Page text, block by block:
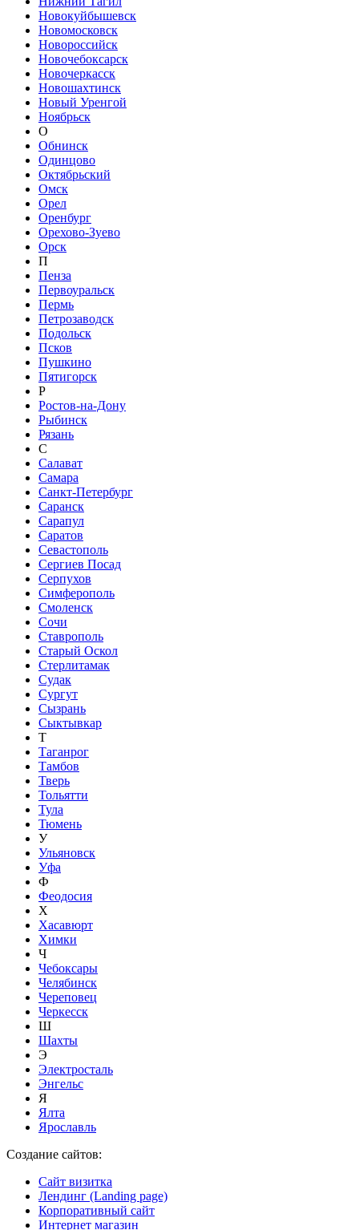
Новокуйбышевск
Новомосковск
Новороссийск
Новочебоксарск
Новочеркасск
Новошахтинск
Новый Уренгой
Ноябрьск
О
Обнинск
Одинцово
Октябрьский
Омск
Орел
Оренбург
Орехово-Зуево
Орск
П
Пенза
Первоуральск
Пермь
Петрозаводск
Подольск
Псков
Пушкино
Пятигорск
Р
Ростов-на-Дону
Рыбинск
Рязань
С
Салават
Самара
Санкт-Петербург
Саранск
Сарапул
Саратов
Севастополь
Сергиев Посад
Серпухов
Симферополь
Смоленск
Сочи
Ставрополь
Старый Оскол
Стерлитамак
Судак
Сургут
Сызрань
Сыктывкар
Т
Таганрог
Тамбов
Тверь
Тольятти
Тула
Тюмень
У
Ульяновск
Уфа
Ф
Феодосия
Х
Хасавюрт
Химки
Ч
Чебоксары
Челябинск
Череповец
Черкесск
Ш
Шахты
Э
Электросталь
Энгельс
Я
Ялта
Ярославль
Создание сайтов:
Сайт визитка
Лендинг (Landing page)
Корпоративный сайт
Интернет магазин